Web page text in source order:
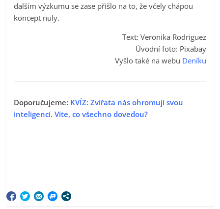
dalším výzkumu se zase přišlo na to, že včely chápou
koncept nuly.
Text: Veronika Rodriguez
Úvodní foto: Pixabay
Vyšlo také na webu Deníku
Doporučujeme: KVÍZ: Zvířata nás ohromují svou
inteligencí. Víte, co všechno dovedou?